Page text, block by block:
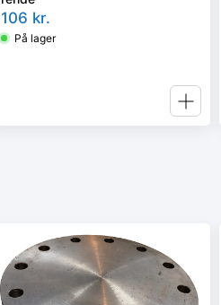
106 kr.
På lager